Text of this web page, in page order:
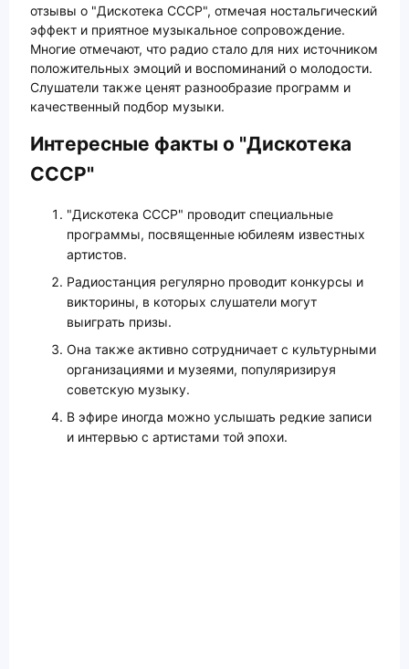
отзывы о "Дискотека СССР", отмечая ностальгический
эффект и приятное музыкальное сопровождение.
Многие отмечают, что радио стало для них источником
положительных эмоций и воспоминаний о молодости.
Слушатели также ценят разнообразие программ и
качественный подбор музыки.
Интересные факты о "Дискотека
СССР"
"Дискотека СССР" проводит специальные
программы, посвященные юбилеям известных
артистов.
Радиостанция регулярно проводит конкурсы и
викторины, в которых слушатели могут
выиграть призы.
Она также активно сотрудничает с культурными
организациями и музеями, популяризируя
советскую музыку.
В эфире иногда можно услышать редкие записи
и интервью с артистами той эпохи.